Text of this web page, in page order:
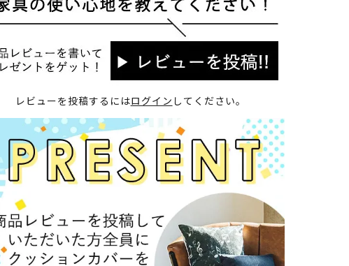
レビューを投稿するにはログイン してください。